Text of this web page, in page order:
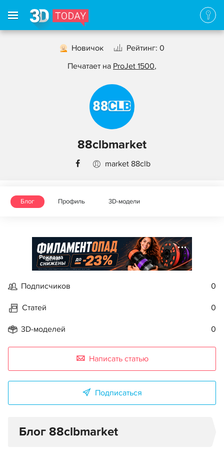
Новичок
Рейтинг: 0
Печатает на ProJet 1500,
88clbmarket
market 88clb
Блог Профиль 3D-модели
Реклама
Подписчиков 0
Статей 0
3D-моделей 0
Написать статью
Подписаться
Блог 88clbmarket